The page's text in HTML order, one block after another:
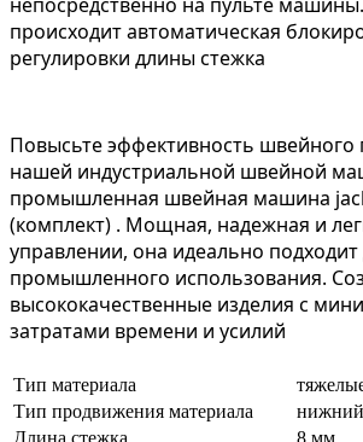
происходит автоматическая
регулировки длины стежка
Повысьте эффективность швейного
нашей индустриальной швейной
промышленная швейная машина
(комплект) . Мощная, надежная и
управлении, она идеально подходит
промышленного использования.
высококачественные изделия с
затратами времени и усилий
Тип материала
Тип продвижения материала
нижний
Длина стежка
8 мм